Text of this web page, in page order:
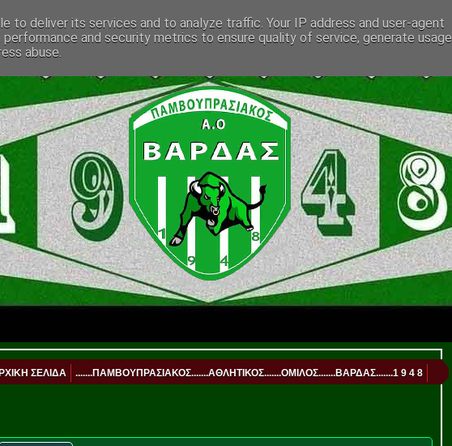
ΣΕΛΙΔΑ .......ΠΑΜΒΟΥΠΡΑΣΙΑΚΟΣ.......ΑΘΛΗΤΙΚΟΣ.......ΟΜΙΛΟΣ.......ΒΑΡΔΑΣ.......1 9 4 8
to deliver its services and to analyze traffic. Your IP address and user-agent
and security metrics to ensure quality of service, generate usage
abuse.